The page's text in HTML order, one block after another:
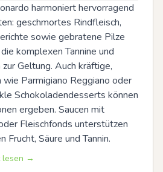
harmoniert hervorragend
geschmortes Rindfleisch,
sowie gebratene Pilze
komplexen Tannine und
Geltung. Auch kräftige,
Parmigiano Reggiano oder
Schokoladendesserts können
ergeben. Saucen mit
Fleischfonds unterstützen
Frucht, Säure und Tannin.
lesen →